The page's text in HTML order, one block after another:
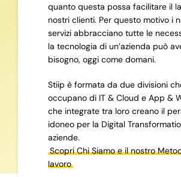
quanto questa possa facilitare il
nostri clienti. Per questo motivo i
servizi abbracciano tutte le
la tecnologia di un’azienda può
bisogno, oggi come domani.
Stiip è formata da due divisioni
occupano di IT & Cloud e App &
che integrate tra loro creano il
idoneo per la Digital
aziende.
Scopri Chi Siamo e il nostro
lavoro